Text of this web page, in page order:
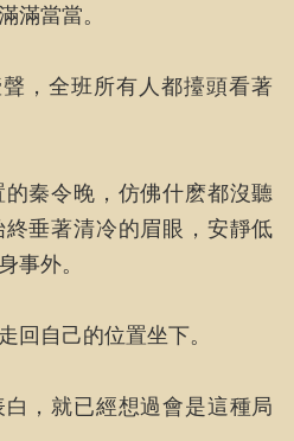
滿當當。
，全班所有人都擡頭看著
秦令晚，仿佛什麽都沒聽
垂著清冷的眉眼，安靜低
事外。
回自己的位置坐下。
，就已經想過會是這種局